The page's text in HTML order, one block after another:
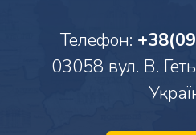
Телефон:
03058 вул. В.